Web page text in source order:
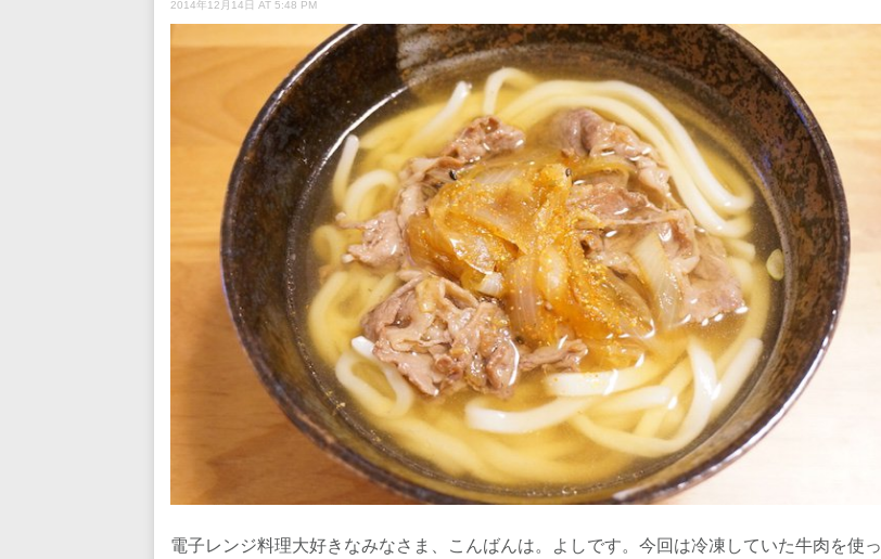
2014年12月14日 AT 5:48 PM
電子レンジ料理大好きなみなさま、こんばんは。よしです。今回は冷凍していた牛肉を使っ